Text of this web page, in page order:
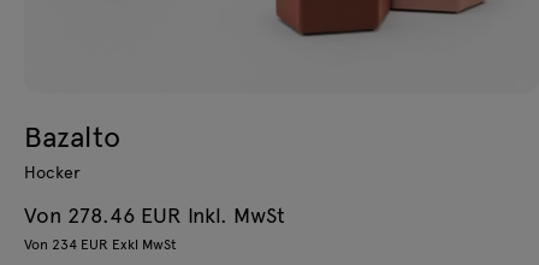
Bazalto
Hocker
Von 278.46 EUR Inkl. MwSt
Von 234 EUR Exkl MwSt